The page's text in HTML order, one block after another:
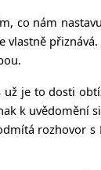
co nám
je to dosti
k uvědomění
rozhovor